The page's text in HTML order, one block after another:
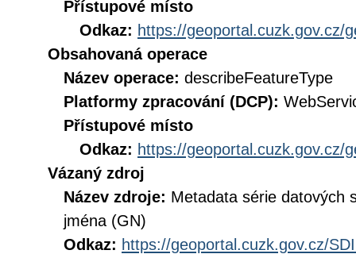
Přístupové místo
Odkaz: https://geoportal.cuzk.gov.cz/
Obsahovaná operace
Název operace: describeFeatureType
Platformy zpracování (DCP):
Přístupové místo
Odkaz: https://geoportal.cuzk.gov.cz/
Vázaný zdroj
Název zdroje: Metadata série datových
jména (GN)
Odkaz: https://geoportal.cuzk.gov.cz/